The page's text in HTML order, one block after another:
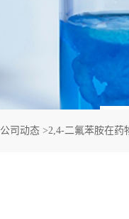
公司动态 >2,4-二氟苯胺在药